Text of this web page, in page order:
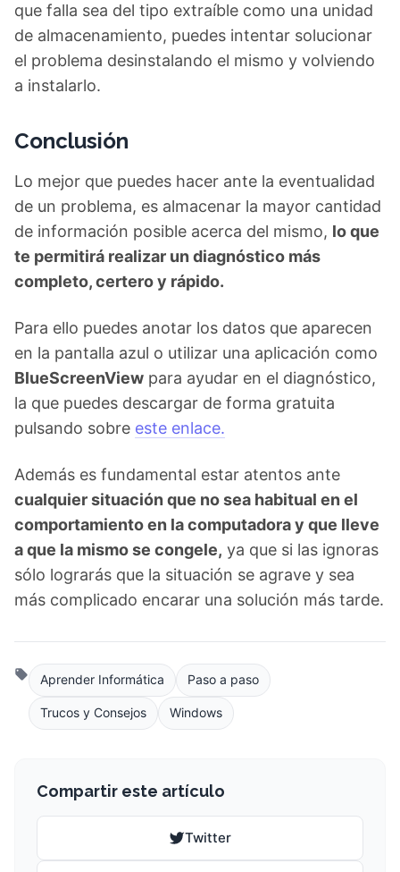
que falla sea del tipo extraíble como una unidad
de almacenamiento, puedes intentar solucionar
el problema desinstalando el mismo y volviendo
a instalarlo.
Conclusión
Lo mejor que puedes hacer ante la eventualidad
de un problema, es almacenar la mayor cantidad
de información posible acerca del mismo, lo que
te permitirá realizar un diagnóstico más
completo, certero y rápido.
Para ello puedes anotar los datos que aparecen
en la pantalla azul o utilizar una aplicación como
BlueScreenView para ayudar en el diagnóstico,
la que puedes descargar de forma gratuita
pulsando sobre este enlace.
Además es fundamental estar atentos ante
cualquier situación que no sea habitual en el
comportamiento en la computadora y que lleve
a que la mismo se congele, ya que si las ignoras
sólo lograrás que la situación se agrave y sea
más complicado encarar una solución más tarde.
Aprender Informática Paso a paso
Trucos y Consejos Windows
Compartir este artículo
Twitter